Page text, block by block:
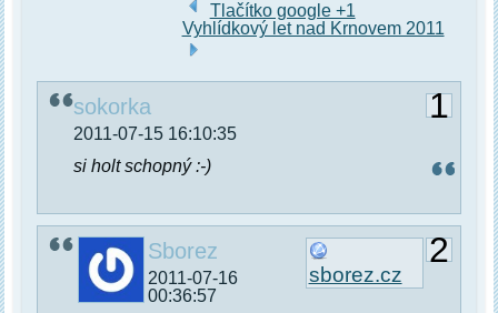
Tlačítko google +1
Vyhlídkový let nad Krnovem 2011
1
sokorka
2011-07-15 16:10:35
si holt schopný :-)
2
sborez.cz
Sborez
2011-07-16
00:36:57